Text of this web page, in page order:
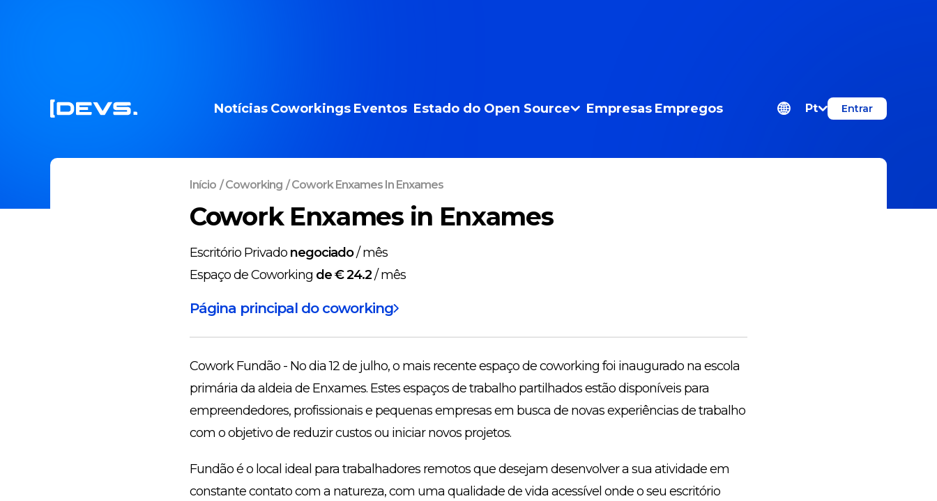
Notícias Coworkings Eventos Estado do Open Source Empresas Empregos Pt Entrar
Início /Coworking / Cowork Enxames In Enxames
Cowork Enxames in Enxames
Escritório Privado negociado/mês
Espaço de Coworking de € 24.2/mês
Página principal do coworking
Cowork Fundão - No dia 12 de julho, o mais recente espaço de coworking foi inaugurado na escola
primária da aldeia de Enxames. Estes espaços de trabalho partilhados estão disponíveis para
empreendedores, profissionais e pequenas empresas em busca de novas experiências de trabalho
com o objetivo de reduzir custos ou iniciar novos projetos.
Fundão é o local ideal para trabalhadores remotos que desejam desenvolver a sua atividade em
constante contato com a natureza, com uma qualidade de vida acessível onde o seu escritório